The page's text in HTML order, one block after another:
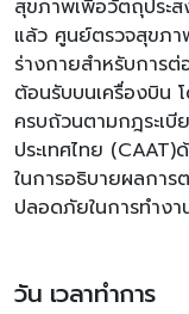
สุขภาพเพื่อวัตถุประ
แล้ว ศูนย์ตรวจสุขภา
ร่างกายสำหรับการ
ต้อนรับบนเครื่องบิน
ครบถ้วนตามกฎระเ
ประเทศไทย
ในการอธิบายผลการ
ปลอดภัยในการทำงา
วัน เวลาทำการ